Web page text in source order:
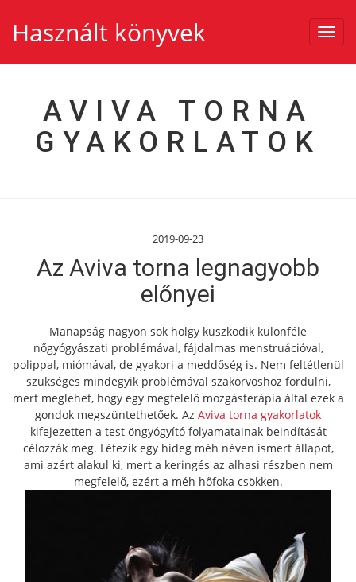
Használt könyvek
AVIVA TORNA
GYAKORLATOK
2019-09-23
Az Aviva torna legnagyobb
előnyei
Manapság nagyon sok hölgy küszködik különféle
nőgyógyászati problémával, fájdalmas menstruációval,
polippal, miómával, de gyakori a meddőség is. Nem feltétlenül
szükséges mindegyik problémával szakorvoshoz fordulni,
mert meglehet, hogy egy megfelelő mozgásterápia által ezek a
gondok megszüntethetőek. Az Aviva torna gyakorlatok
kifejezetten a test öngyógyító folyamatainak beindítását
célozzák meg. Létezik egy hideg méh néven ismert állapot,
ami azért alakul ki, mert a keringés az alhasi részben nem
megfelelő, ezért a méh hőfoka csökken.